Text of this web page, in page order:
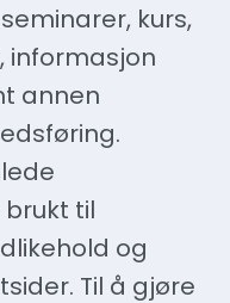
kurs,
informasjon
annen
til
og
Til å gjøre